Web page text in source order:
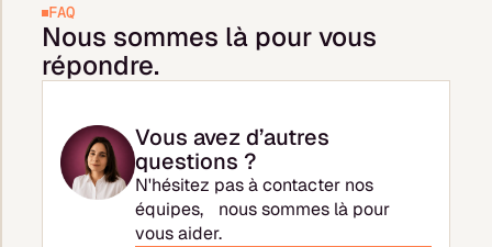
FAQ
Nous sommes là pour vous
répondre.
Vous avez d’autres
questions ?
N'hésitez pas à contacter nos
équipes, nous sommes là pour
vous aider.